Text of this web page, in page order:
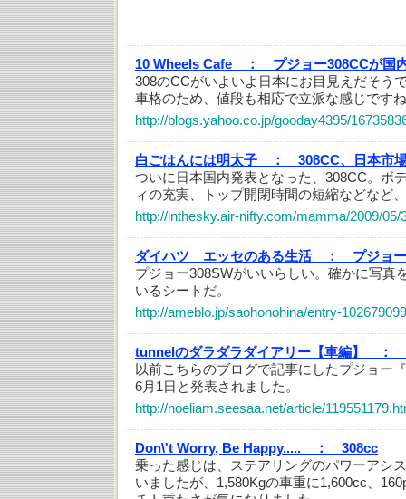
10 Wheels Cafe ：
プジョー308CCが国
308のCCがいよいよ日本にお目見えだそう
車格のため、値段も相応で立派な感じです
http://blogs.yahoo.co.jp/gooday4395/
白ごはんには明太子 ：
308CC、日本市
ついに日本国内発表となった、308CC。ボ
ィの充実、トップ開閉時間の短縮などなど
http://inthesky.air-nifty.com/mamma/2009/05/
ダイハツ エッセのある生活 ：
プジョ
プジョー308SWがいいらしい。確かに写真
いるシートだ。
http://ameblo.jp/saohonohina/entry-
tunnelのダラダラダイアリー【車編】 ：
以前こちらのブログで記事にしたプジョー
6月1日と発表されました。
http://noeliam.seesaa.net/article/
Don\'t Worry, Be Happy..... ：
308cc
乗った感じは、ステアリングのパワーアシ
いましたが、1,580Kgの車重に1,600cc、